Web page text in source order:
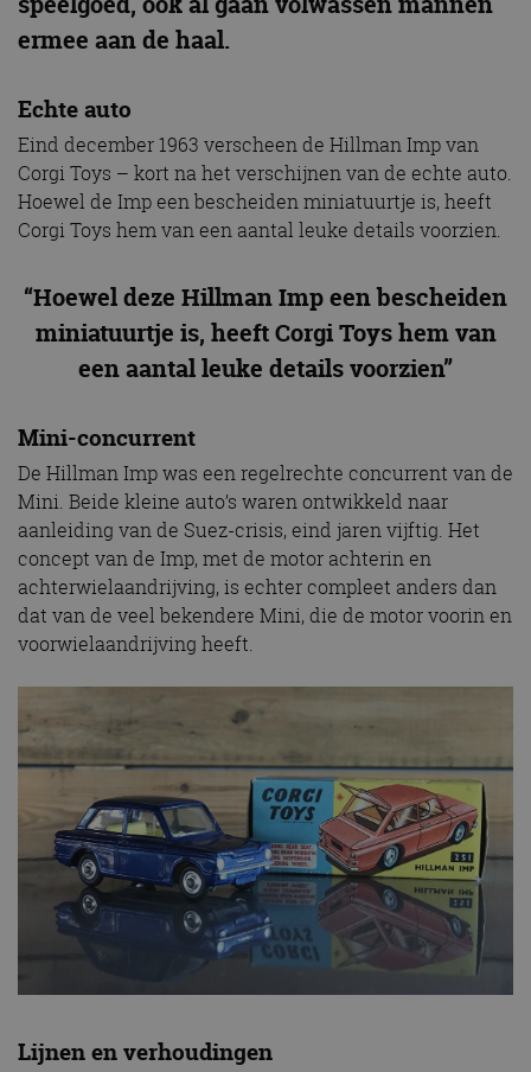
ermee aan de haal.
Echte auto
Eind december 1963 verscheen de Hillman Imp van
Corgi Toys – kort na het verschijnen van de echte auto.
Hoewel de Imp een bescheiden miniatuurtje is, heeft
Corgi Toys hem van een aantal leuke details voorzien.
“Hoewel deze Hillman Imp een bescheiden
miniatuurtje is, heeft Corgi Toys hem van
een aantal leuke details voorzien”
Mini-concurrent
De Hillman Imp was een regelrechte concurrent van de
Mini. Beide kleine auto’s waren ontwikkeld naar
aanleiding van de Suez-crisis, eind jaren vijftig. Het
concept van de Imp, met de motor achterin en
achterwielaandrijving, is echter compleet anders dan
dat van de veel bekendere Mini, die de motor voorin en
voorwielaandrijving heeft.
Lijnen en verhoudingen